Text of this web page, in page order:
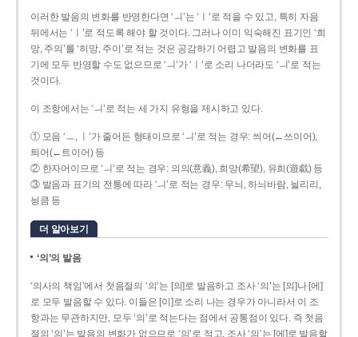
이러한 발음의 변화를 반영한다면 ‘ㅢ’는 ‘ㅣ’로 적을 수 있고, 특히 자음
뒤에서는 ‘ㅣ’로 적도록 해야 할 것이다. 그러나 이미 익숙해진 표기인 ‘희
망, 주의’를 ‘히망, 주이’로 적는 것은 공감하기 어렵고 발음의 변화를 표
기에 모두 반영할 수도 없으므로 ‘ㅢ’가 ‘ㅣ’로 소리 나더라도 ‘ㅢ’로 적는
것이다.
이 조항에서는 ‘ㅢ’로 적는 세 가지 유형을 제시하고 있다.
① 모음 ‘ㅡ, ㅣ’가 줄어든 형태이므로 ‘ㅢ’로 적는 경우: 씌어(←쓰이어),
틔어(←트이어) 등
② 한자어이므로 ‘ㅢ’로 적는 경우: 의의(意義), 희망(希望), 유희(遊戱) 등
③ 발음과 표기의 전통에 따라 ‘ㅢ’로 적는 경우: 무늬, 하늬바람, 늴리리,
닁큼 등
더 알아보기
‘의’의 발음
‘의사의 책임’에서 첫음절의 ‘의’는 [의]로 발음하고 조사 ‘의’는 [의]나 [에]
로 모두 발음할 수 있다. 이들은 [이]로 소리 나는 경우가 아니라서 이 조
항과는 무관하지만, 모두 ‘의’로 적는다는 점에서 공통점이 있다. 즉 첫음
절의 ‘의’는 발음의 변화가 없으므로 ‘의’로 적고, 조사 ‘의’는 [에]로 발음할